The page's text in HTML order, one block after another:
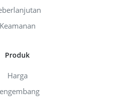
Keamanan
Produk
Harga